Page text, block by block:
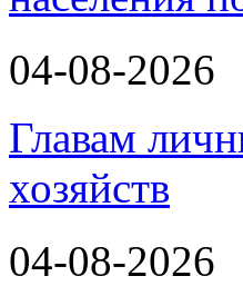
04-08-2026
Главам
хозяйств
04-08-2026